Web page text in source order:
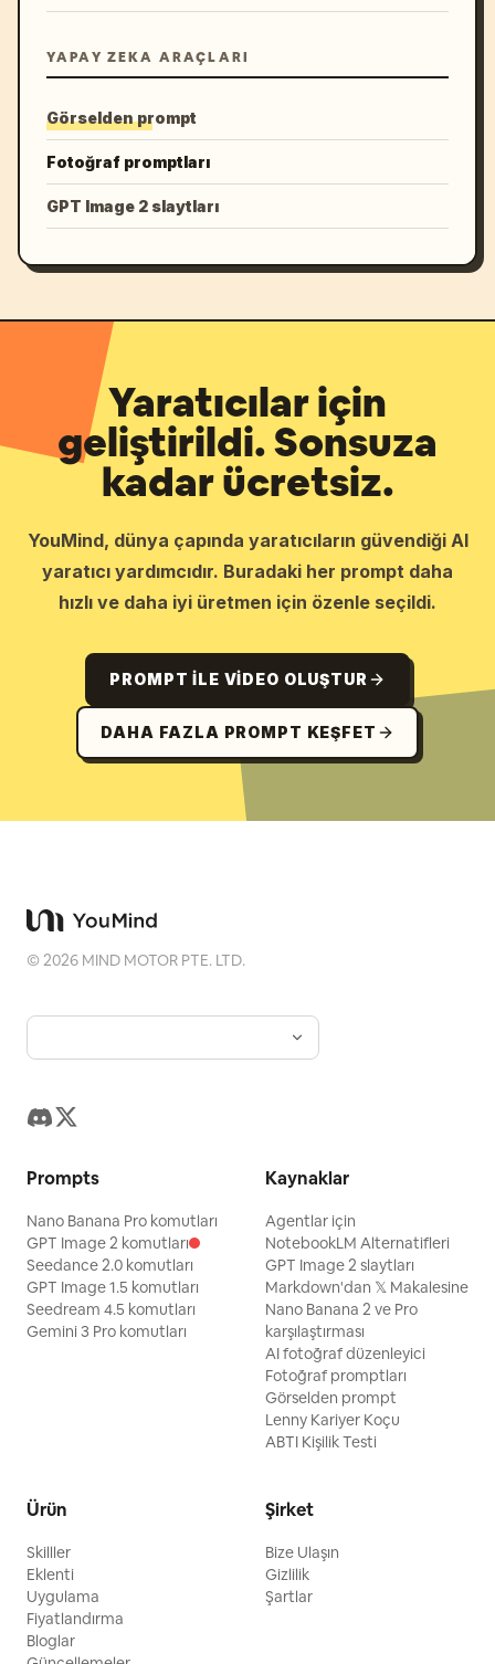
YAPAY ZEKA ARAÇLARI
Görselden prompt
Fotoğraf promptları
GPT Image 2 slaytları
Yaratıcılar için
geliştirildi. Sonsuza
kadar ücretsiz.
YouMind, dünya çapında yaratıcıların güvendiği AI
yaratıcı yardımcıdır. Buradaki her prompt daha
hızlı ve daha iyi üretmen için özenle seçildi.
PROMPT ILE VIDEO OLUŞTUR
DAHA FAZLA PROMPT KEŞFET
©2026 MIND MOTOR PTE. LTD.
Prompts
Nano Banana Pro komutları
GPT Image 2 komutları
Seedance 2.0 komutları
GPT Image 1.5 komutları
Seedream 4.5 komutları
Gemini 3 Pro komutları
Kaynaklar
Agentlar için
NotebookLM Alternatifleri
GPT Image 2 slaytları
Markdown'dan 𝕏 Makalesine
Nano Banana 2 ve Pro
karşılaştırması
AI fotoğraf düzenleyici
Fotoğraf promptları
Görselden prompt
Lenny Kariyer Koçu
ABTI Kişilik Testi
Ürün
Skilller
Eklenti
Uygulama
Fiyatlandırma
Bloglar
Şirket
Bize Ulaşın
Gizlilik
Şartlar